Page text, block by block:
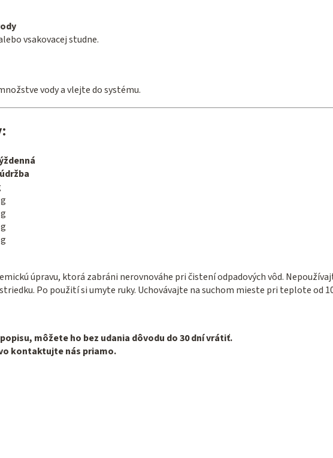
vsakovacej studne.
vody a vlejte do systému.
údržba
úpravu, ktorá zabráni nerovnováhe pri čistení odpadových vôd.
Po použití si umyte ruky. Uchovávajte na suchom mieste pri teplote od 10
môžete ho bez udania dôvodu do 30 dní vrátiť.
kontaktujte nás priamo.